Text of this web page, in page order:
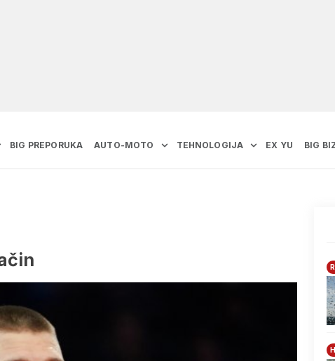
BIG PREPORUKA AUTO-MOTO TEHNOLOGIJA EX YU BIG